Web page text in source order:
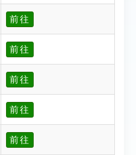
前往
前往
前往
前往
前往